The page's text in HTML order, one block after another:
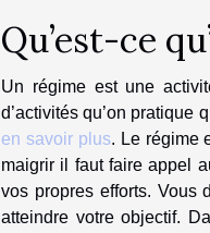
Qu’est-ce
Un régime est une
d’activités qu’on pratique
en savoir plus. Le régime
maigrir il faut faire appel
vos propres efforts. Vous
atteindre votre objectif.